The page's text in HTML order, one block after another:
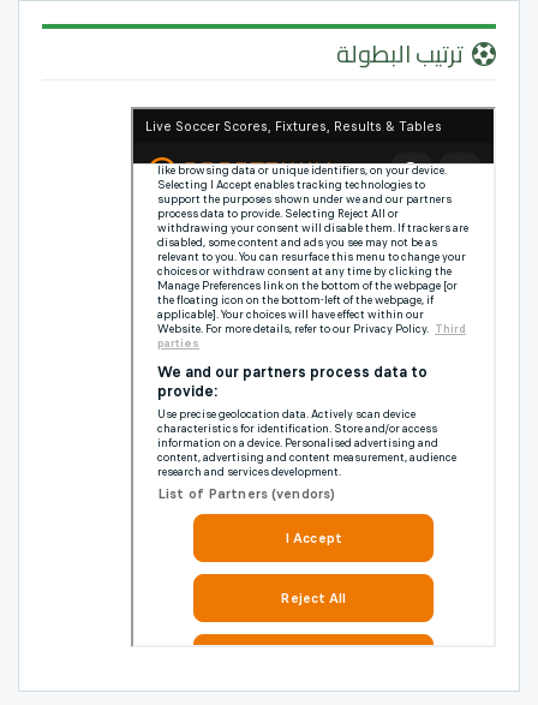
ترتيب البطولة